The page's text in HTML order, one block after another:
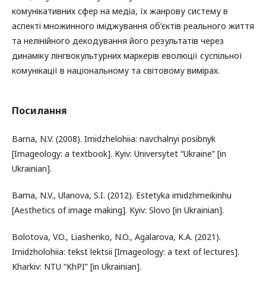
комунікативних сфер на медіа, їх жанрову систему в
аспекті множинного іміджування об’єктів реального життя
та нелінійного декодування його результатів через
динаміку лінгвокультурних маркерів еволюції суспільної
комунікації в національному та світовому вимірах.
Посилання
Barna, N.V. (2008). Imidzhelohiia: navchalnyi posibnyk
[Imageology: a textbook]. Кyiv: Universytet “Ukraine” [in
Ukrainian].
Barna, N.V., Ulanova, S.I. (2012). Estetyka imidzhmeikinhu
[Aesthetics of image making]. Kyiv: Slovo [in Ukrainian].
Bolotova, V.O., Liashenko, N.O., Agalarova, K.A. (2021).
Imidzholohiia: tekst lektsii [Imageology: a text of lectures].
Kharkiv: NTU “KhPI” [in Ukrainian].